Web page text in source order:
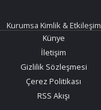
Kurumsa Kimlik & Etkileşim
Künye
İletişim
Gizlilik Sözleşmesi
Çerez Politikası
RSS Akışı